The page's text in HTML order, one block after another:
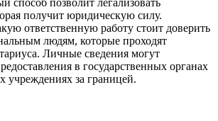
получит юридическую силу.
ответственную работу стоит доверить
людям, которые проходят
Личные сведения могут
в государственных органах
учреждениях за границей.